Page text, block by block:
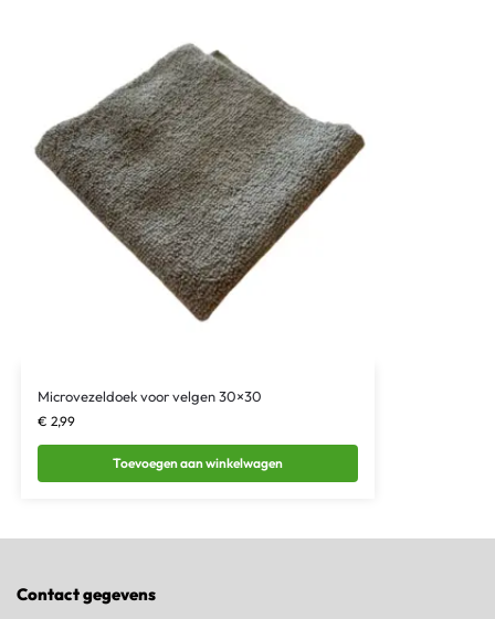
Microvezeldoek voor velgen 30×30
€ 2,99
Toevoegen aan winkelwagen
Contact gegevens